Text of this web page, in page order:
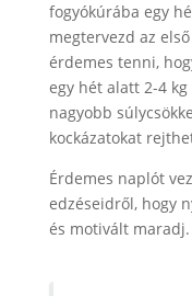
fogyókúrába egy
megtervezd az
érdemes tenni,
egy hét alatt 2-4
nagyobb
kockázatokat
Érdemes naplót
edzéseidről, hogy
és motivált maradj.